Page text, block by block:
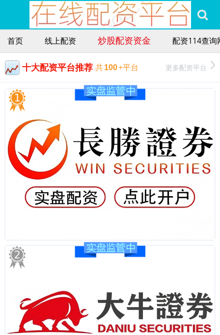
首页 线上配资 炒股配资资金 配资114查询
十大配资平台推荐 共100+平台 更多配资平台